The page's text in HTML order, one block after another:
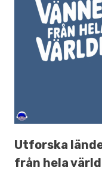
Utforska
från hela